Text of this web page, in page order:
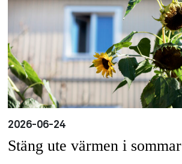
2026-06-24
Stäng ute värmen i sommar